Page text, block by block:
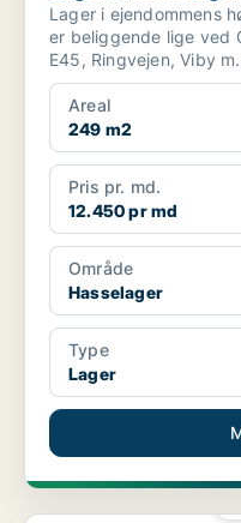
Lager i ejendommens
er beliggende lige ved
E45, Ringvejen, Viby m.m. Lejemålet er
ej...
Areal
249 m2
Pris pr. md.
12.450 pr md
Område
Hasselager
Type
Lager